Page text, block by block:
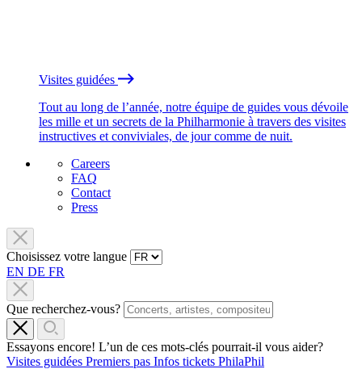
Visites guidées
Tout au long de l’année, notre équipe de guides vous dévoile
les mille et un secrets de la Philharmonie à travers des visites
instructives et conviviales, de jour comme de nuit.
Careers
FAQ
Contact
Press
Choisissez votre langue
EN DE FR
Que recherchez-vous?
Essayons encore! L’un de ces mots-clés pourrait-il vous aider?
Visites guidées Premiers pas Infos tickets PhilaPhil